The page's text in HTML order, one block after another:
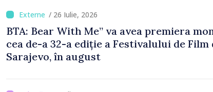
/ 26 Iulie, 2026
BTA: Bear With Me” va avea premiera
cea de-a 32-a ediție a Festivalului de Film
Sarajevo, în august